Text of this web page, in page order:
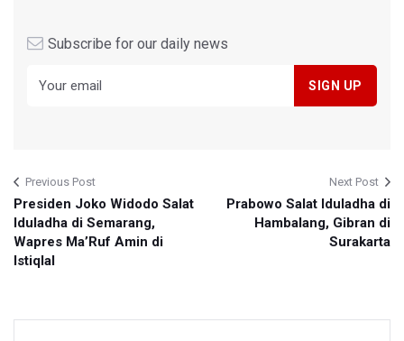
Subscribe for our daily news
Previous Post
Presiden Joko Widodo Salat
Iduladha di Semarang,
Wapres Ma’Ruf Amin di
Istiqlal
Next Post
Prabowo Salat Iduladha di
Hambalang, Gibran di
Surakarta